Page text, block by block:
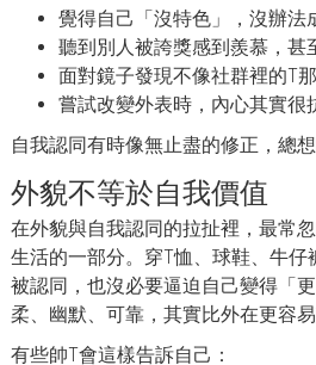
覺得自己「沒特色」，沒辦法
聽到別人被誇獎感到羨慕，甚
面對鏡子發現不像社群裡的T
嘗試改變外表時，內心其實很
自我認同有時像無止盡的修正，總
外貌不等於自我價值
在外貌與自我認同的拉扯裡，最常
生活的一部分。穿T恤、球鞋、牛仔
被認同，也沒必要逼迫自己變得「
柔、幽默、可靠，其實比外在更容易
有些帥T會這樣告訴自己：